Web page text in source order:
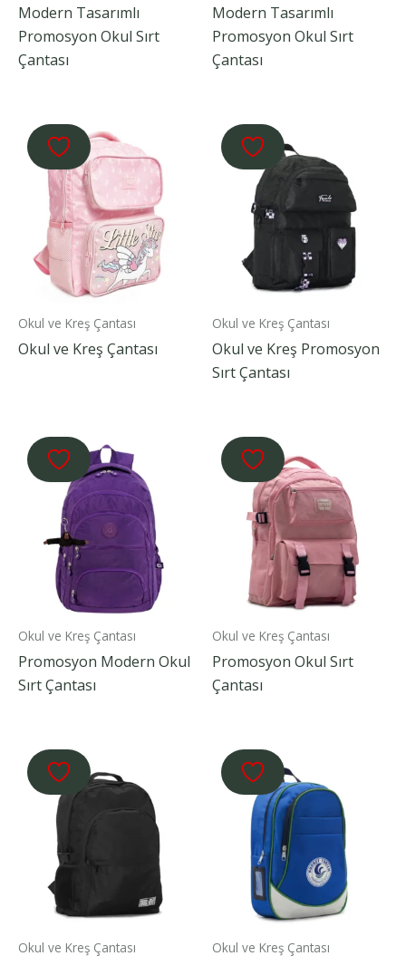
Modern Tasarımlı
Promosyon Okul Sırt
Çantası
Modern Tasarımlı
Promosyon Okul Sırt
Çantası
Okul ve Kreş Çantası
Okul ve Kreş Çantası
Okul ve Kreş Çantası
Okul ve Kreş Promosyon
Sırt Çantası
Okul ve Kreş Çantası
Promosyon Modern Okul
Sırt Çantası
Okul ve Kreş Çantası
Promosyon Okul Sırt
Çantası
Okul ve Kreş Çantası Okul ve Kreş Çantası